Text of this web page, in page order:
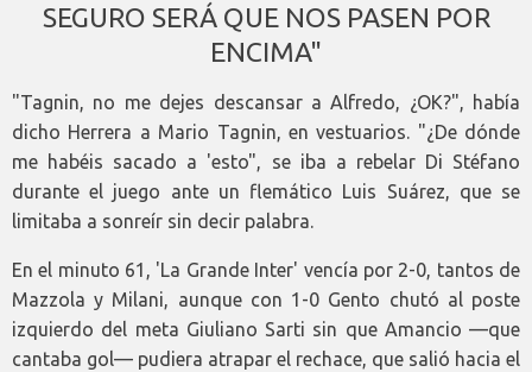
SEGURO SERÁ QUE NOS PASEN POR
ENCIMA"
"Tagnin, no me dejes descansar a Alfredo, ¿OK?", había
dicho Herrera a Mario Tagnin, en vestuarios. "¿De dónde
me habéis sacado a 'esto", se iba a rebelar Di Stéfano
durante el juego ante un flemático Luis Suárez, que se
limitaba a sonreír sin decir palabra.
En el minuto 61, 'La Grande Inter' vencía por 2-0, tantos de
Mazzola y Milani, aunque con 1-0 Gento chutó al poste
izquierdo del meta Giuliano Sarti sin que Amancio —que
cantaba gol— pudiera atrapar el rechace, que salió hacia el